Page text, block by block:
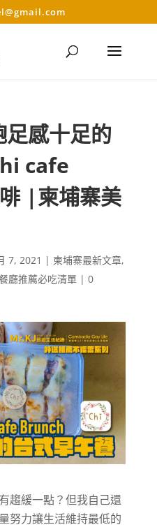
感十足的
cafe
|柬埔寨美
7, 2021 | 柬埔寨最新文章,
廳推薦必吃清單| 0
趨緩一點？但我自己還
努力讓生活維持最低的